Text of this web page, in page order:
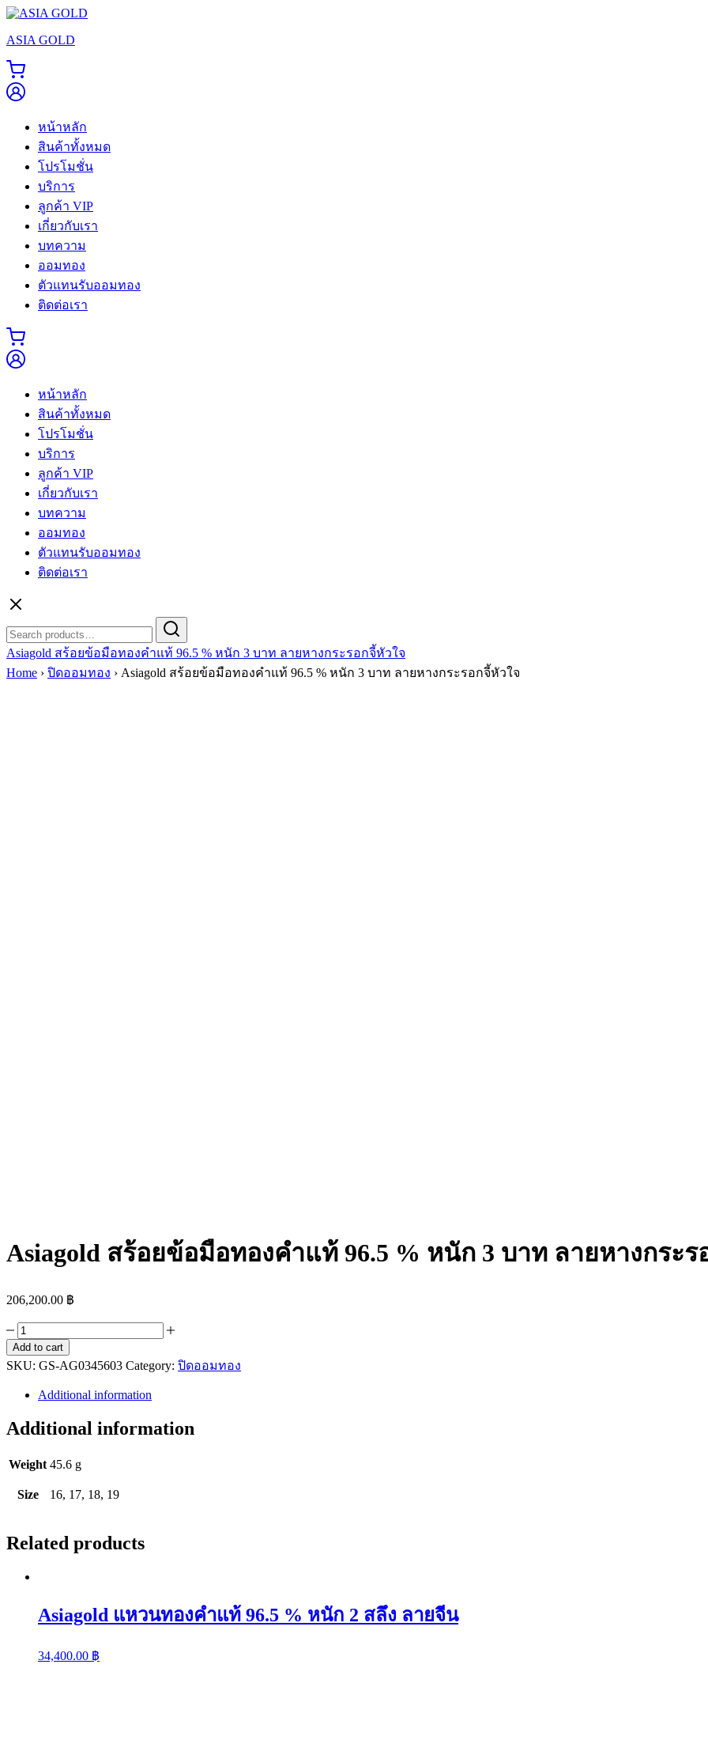
Skip
content
ASIA GOLD
หน้าหลัก
สินค้าทั้งหมด
โปรโมชั่น
บริการ
ลูกค้า VIP
เกี่ยวกับเรา
บทความ
ออมทอง
ตัวแทนรับออมทอง
ติดต่อเรา
หน้าหลัก
สินค้าทั้งหมด
โปรโมชั่น
บริการ
ลูกค้า VIP
เกี่ยวกับเรา
บทความ
ออมทอง
ตัวแทนรับออมทอง
ติดต่อเรา
for:
Asiagold สร้อยข้อมือทองคำแท้ 96.5 % หนัก 3 บาท ลายหางกระรอกจี้หัวใจ
Home › ปิดออมทอง › Asiagold สร้อยข้อมือทองคำแท้ 96.5 % หนัก 3 บาท ลายหางกระรอกจี้หัวใจ
Asiagold สร้อยข้อมือทองคำแท้ 96.5 % หนัก 3 บาท ลายหางกระร
206,200.00 ฿
Asiagold
สร้อย
ข้อ
ทองคำ
แท้
หนัก
3
หาง
หัวใจ
quantity
Add to cart
SKU: GS-AG0345603 Category: ปิดออมทอง
Additional information
Additional information
Weight 45.6 g
Size 16, 17, 18, 19
Related products
Asiagold แหวนทองคำแท้ 96.5 % หนัก 2 สลึง ลายจีน
34,400.00 ฿